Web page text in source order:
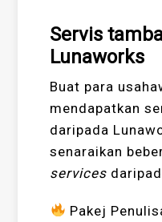
Servis
Lunaworks
Buat para
mendapatkan
daripada
senaraikan
services
Pakej